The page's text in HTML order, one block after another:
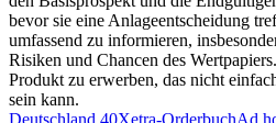
bevor sie eine Anlageentscheidung
umfassend zu informieren,
Risiken und Chancen des
Produkt zu erwerben, das nicht
sein kann.
Deutschland 40Xetra-OrderbuchAd